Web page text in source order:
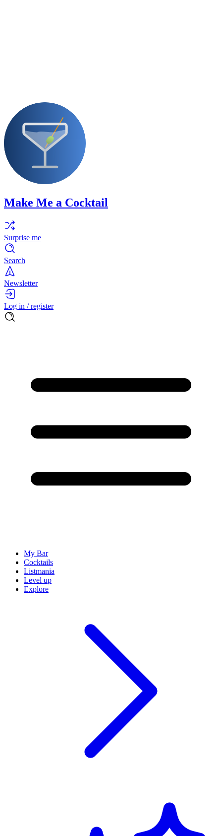
Make Me a Cocktail
Surprise me
Search
Newsletter
Log in / register
My Bar
Cocktails
Listmania
Level up
Explore